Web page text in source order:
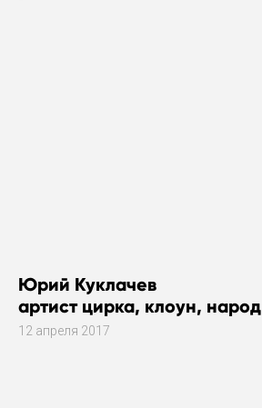
Юрий Куклачев
артист цирка, клоун,
12 апреля 2017